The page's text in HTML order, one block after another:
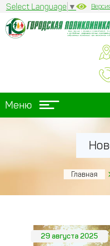
Select Language ▼
Меню
Главная
29 августа 2025